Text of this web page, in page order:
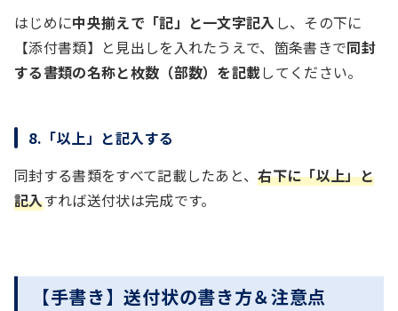
はじめに中央揃えで「記」と一文字記入し、その下に
【添付書類】と見出しを入れたうえで、箇条書きで同封
する書類の名称と枚数（部数）を記載してください。
8.「以上」と記入する
同封する書類をすべて記載したあと、右下に「以上」と
記入すれば送付状は完成です。
【手書き】送付状の書き方＆注意点